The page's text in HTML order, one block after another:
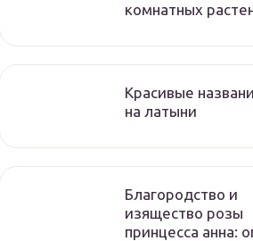
комнатных
Красивые
на латыни
Благородство и
изящество розы
принцесса анна: